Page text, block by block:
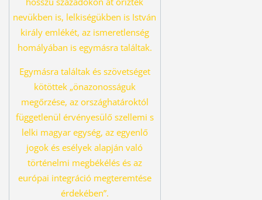
nevükben is, lelkiségükben is István
király emlékét, az ismeretlenség
homályában is egymásra találtak.
Egymásra találtak és szövetséget
kötöttek „önazonosságuk
megőrzése, az országhatároktól
függetlenül érvényesülő szellemi s
lelki magyar egység, az egyenlő
jogok és esélyek alapján való
történelmi megbékélés és az
európai integráció megteremtése
érdekében”.